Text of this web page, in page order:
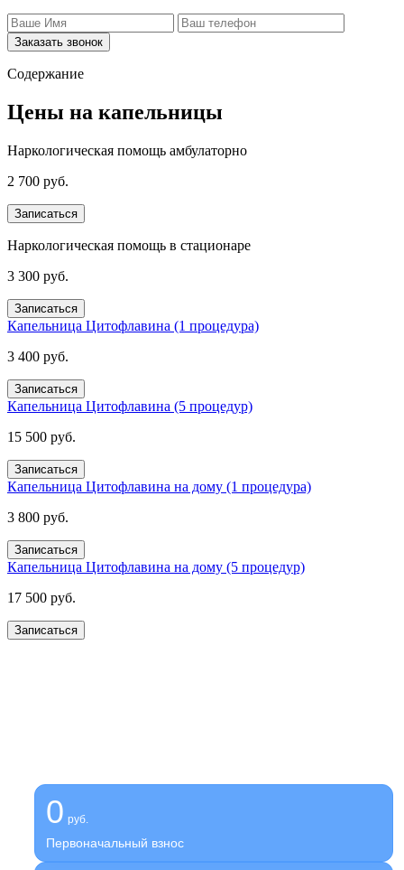
Заказать звонок
Содержание
Цены на капельницы
Наркологическая помощь амбулаторно
2 700 руб.
Записаться
Наркологическая помощь в стационаре
3 300 руб.
Записаться
Капельница Цитофлавина (1 процедура)
3 400 руб.
Записаться
Капельница Цитофлавина (5 процедур)
15 500 руб.
Записаться
Капельница Цитофлавина на дому (1 процедура)
3 800 руб.
Записаться
Капельница Цитофлавина на дому (5 процедур)
17 500 руб.
Записаться
0 руб.
Первоначальный взнос